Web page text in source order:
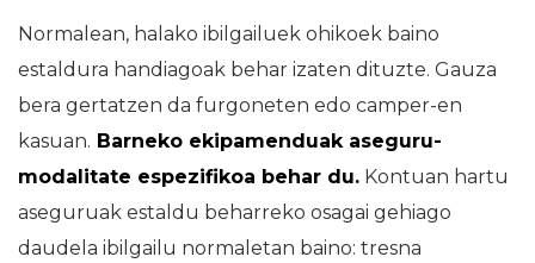
Normalean, halako ibilgailuek ohikoek baino
estaldura handiagoak behar izaten dituzte. Gauza
bera gertatzen da furgoneten edo camper-en
kasuan. Barneko ekipamenduak aseguru-
modalitate espezifikoa behar du. Kontuan hartu
aseguruak estaldu beharreko osagai gehiago
daudela ibilgailu normaletan baino: tresna